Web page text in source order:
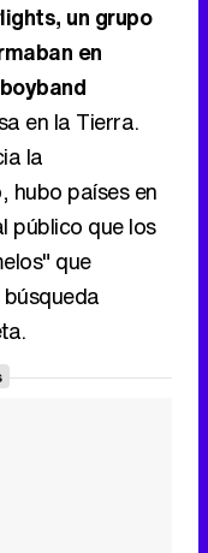
un grupo
en
en la Tierra.
la
hubo países en
público que los
que